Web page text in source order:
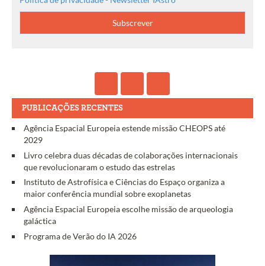
PUBLICAÇÕES RECENTES
Agência Espacial Europeia estende missão CHEOPS até
2029
Livro celebra duas décadas de colaborações internacionais
que revolucionaram o estudo das estrelas
Instituto de Astrofísica e Ciências do Espaço organiza a
maior conferência mundial sobre exoplanetas
Agência Espacial Europeia escolhe missão de arqueologia
galáctica
Programa de Verão do IA 2026